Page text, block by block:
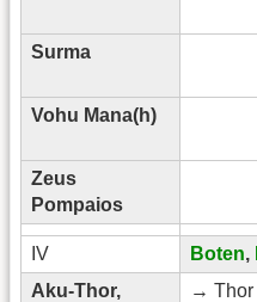
Surma
Vohu Mana(h)
Zeus
Pompaios
IV Boten,
Aku-Thor,
→ Thor